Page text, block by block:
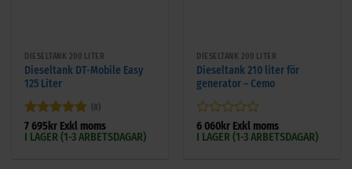
DIESELTANK 200 LITER
Dieseltank DT-Mobile Easy
125 Liter
Betygsatt 5
av 5
(8)
7 695 kr Exkl moms
I LAGER (1-3 ARBETSDAGAR)
DIESELTANK 200 LITER
Dieseltank 210 liter för
generator – Cemo
Betygsatt
0
6 060kr Exkl moms
I LAGER (1-3 ARBETSDAGAR)